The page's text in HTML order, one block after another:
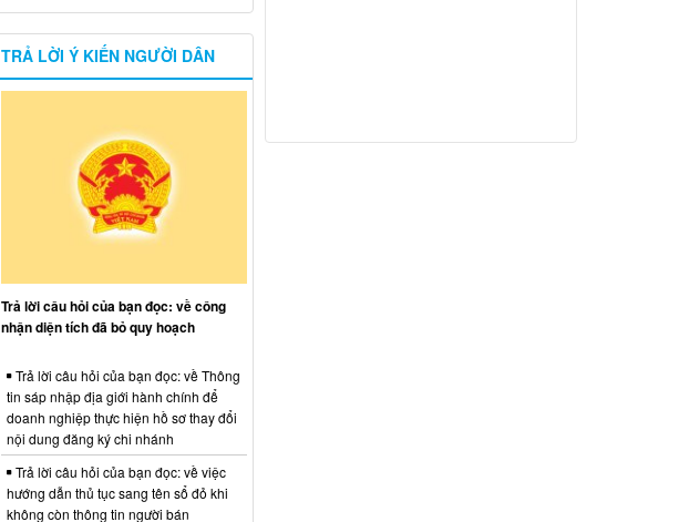
TRẢ LỜI Ý KIẾN NGƯỜI DÂN
Trả lời câu hỏi của bạn đọc: về công
nhận diện tích đã bỏ quy hoạch
Trả lời câu hỏi của bạn đọc: về Thông
tin sáp nhập địa giới hành chính để
doanh nghiệp thực hiện hồ sơ thay đổi
nội dung đăng ký chi nhánh
Trả lời câu hỏi của bạn đọc: về việc
hướng dẫn thủ tục sang tên sổ đỏ khi
không còn thông tin người bán